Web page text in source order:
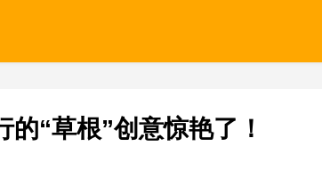
“草根”创意惊艳了！